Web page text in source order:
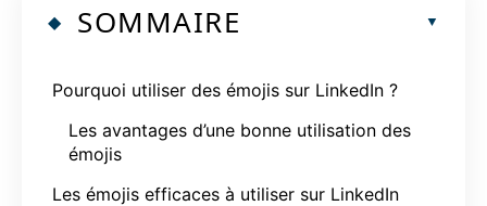
SOMMAIRE
Pourquoi utiliser des émojis sur LinkedIn ?
Les avantages d’une bonne utilisation des
émojis
Les émojis efficaces à utiliser sur LinkedIn